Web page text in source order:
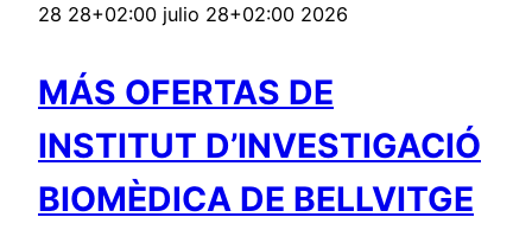
28 28+02:00 julio 28+02:00 2026
MÁS OFERTAS DE
INSTITUT D’INVESTIGACIÓ
BIOMÈDICA DE BELLVITGE